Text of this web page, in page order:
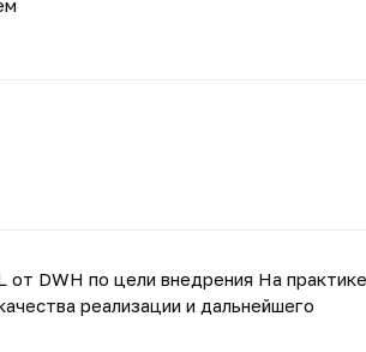
от DWH по цели внедрения На практике
реализации и дальнейшего